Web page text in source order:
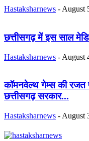
Hastaksharnews - August
छत्तीसगढ़ में इस साल
Hastaksharnews - August
कॉमनवेल्थ गेम्स की रजत
छत्तीसगढ़ सरकार...
Hastaksharnews - August